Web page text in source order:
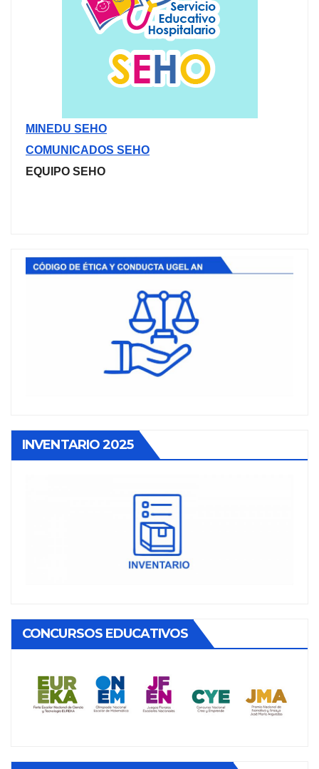
MINEDU SEHO
COMUNICADOS SEHO
EQUIPO SEHO
INVENTARIO 2025
CONCURSOS EDUCATIVOS